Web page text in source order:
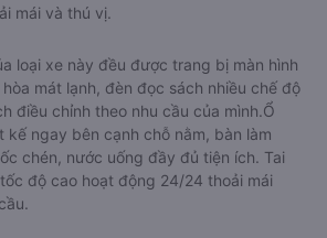
mái và thú vị.
loại xe này đều được trang bị màn hình
mát lạnh, đèn đọc sách nhiều chế độ
điều chỉnh theo nhu cầu của mình.Ổ
kế ngay bên cạnh chỗ nằm, bàn làm
chén, nước uống đầy đủ tiện ích. Tai
độ cao hoạt động 24/24 thoải mái